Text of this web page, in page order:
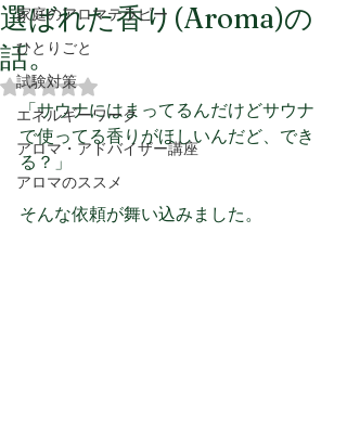
家庭のアロマテラピー
ひとりごと
試験対策
エネルギーワーク
アロマ・アドバイザー講座
アロマのススメ
選ばれた香り(Aroma)の
話。
5つ星のうちNaNと評価されています。
「サウナにはまってるんだけどサウナ
で使ってる香りがほしいんだど、でき
る？」
そんな依頼が舞い込みました。